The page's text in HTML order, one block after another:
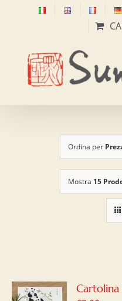
Ordina per
Mostra 15
Cartolina